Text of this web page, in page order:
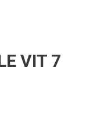
VIT 7